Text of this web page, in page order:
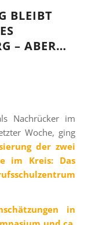
BLEIBT
– ABER…
Nachrücker im
Woche, ging
der zwei
im Kreis: Das
in